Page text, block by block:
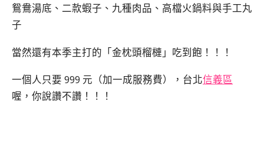
鴛鴦湯底、二款蝦子、九種肉品、高檔火鍋料與手工丸
子
當然還有本季主打的「金枕頭榴槤」吃到飽！！！
一個人只要 999 元（加一成服務費），台北信義區
喔，你說讚不讚！！！